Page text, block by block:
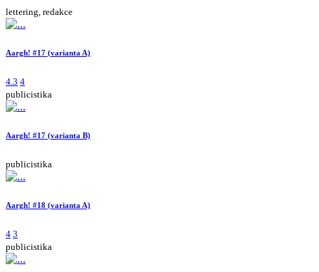
lettering, redakce
Aargh! #17 (varianta A)
4.3 4
publicistika
Aargh! #17 (varianta B)
publicistika
Aargh! #18 (varianta A)
4 3
publicistika